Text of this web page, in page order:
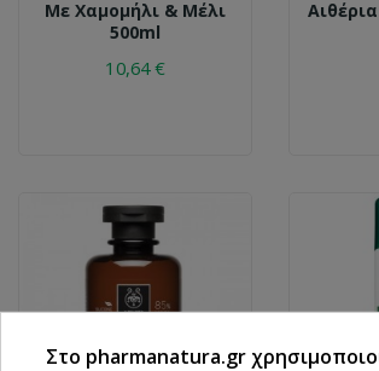
Με Χαμομήλι & Μέλι
500ml
10,64 €
Στο pharmanatura.gr